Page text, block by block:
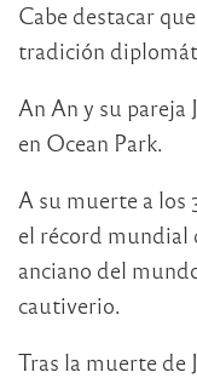
Cabe destacar
tradición
An An y su pareja
en Ocean Park.
A su muerte a los
el récord mundial
anciano del
cautiverio.
Tras la muerte de